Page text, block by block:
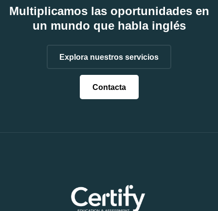
Multiplicamos las oportunidades en
un mundo que habla inglés
Explora nuestros servicios
Contacta